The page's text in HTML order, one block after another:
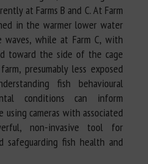
at Farms B and C. At Farm
in the warmer lower water
waves, while at Farm C, with
toward the side of the cage
presumably less exposed
fish behavioural
conditions can inform
using cameras with associated
non-invasive tool for
safeguarding fish health and